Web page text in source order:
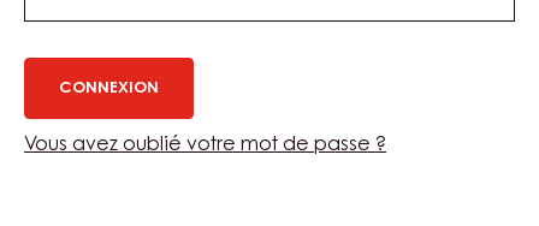
Vous avez oublié votre mot de passe ?